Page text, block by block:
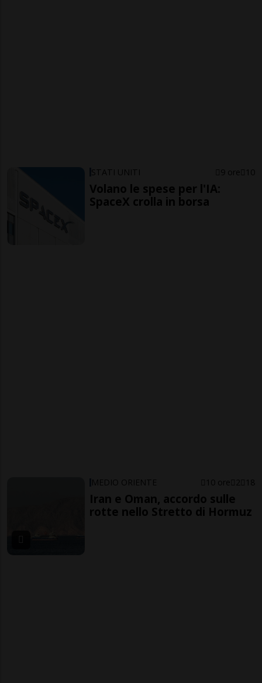
STATI UNITI 9 ore 10
Volano le spese per l'IA:
SpaceX crolla in borsa
MEDIO ORIENTE 10 ore 2 18
Iran e Oman, accordo sulle
rotte nello Stretto di Hormuz